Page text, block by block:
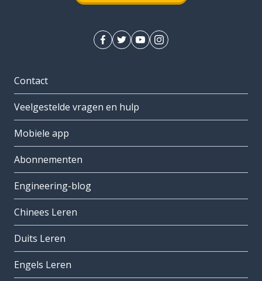
Contact
Veelgestelde vragen en hulp
Mobiele app
Abonnementen
Engineering-blog
Chinees Leren
Duits Leren
Engels Leren